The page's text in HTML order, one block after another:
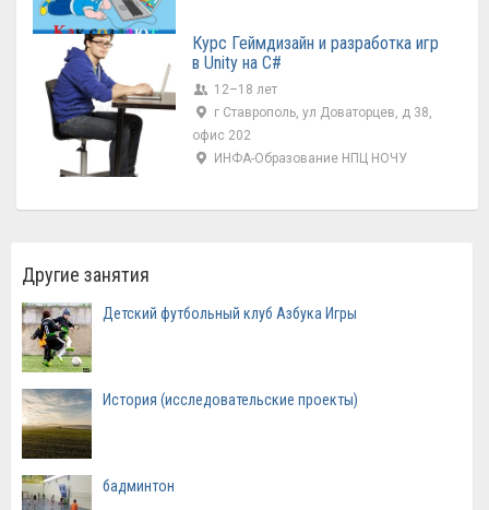
Курс Геймдизайн и разработка игр
в Unity на C#
12–18 лет
г Ставрополь, ул Доваторцев, д 38,
офис 202
ИНФА-Образование НПЦ НОЧУ
Другие занятия
Детский футбольный клуб Азбука Игры
История (исследовательские проекты)
бадминтон